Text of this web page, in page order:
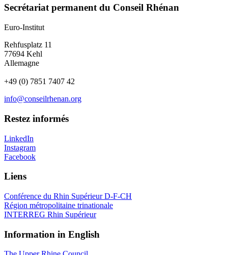
Secrétariat permanent du Conseil Rhénan
Euro-Institut
Rehfusplatz 11
77694 Kehl
Allemagne
+49 (0) 7851 7407 42
info@conseilrhenan.org
Restez informés
LinkedIn
Instagram
Facebook
Liens
Conférence du Rhin Supérieur D-F-CH
Région métropolitaine trinationale
INTERREG Rhin Supérieur
Information in English